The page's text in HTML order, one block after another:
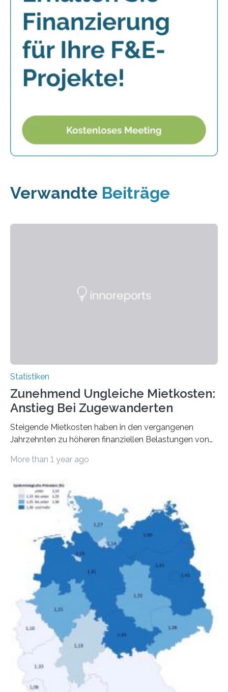
Verwandte Beiträge
Statistiken
Zunehmend Ungleiche Mietkosten:
Anstieg Bei Zugewanderten
Steigende Mietkosten haben in den vergangenen
Jahrzehnten zu höheren finanziellen Belastungen von
Bundesinstitut für Bevölkerungsforschung (BiB)
gesamten Einkommen zwischen 1990 und 2020 für
unterschiedliche Einkommensgruppen sowie für in
Deutschland geborene Menschen und Zugewanderte
verändert hat. Das Ergebnis: Während Personen mit
hohen Einkommen (oberstes Quintil der Verteilung der
Nettoäquivalenzeinkommen) nur einen moderaten
Anstieg des Mietanteils am Gesamteinkommen
hinnehmen mussten, nahm die Belastung bei
Menschen mit…
More than 1 year ago